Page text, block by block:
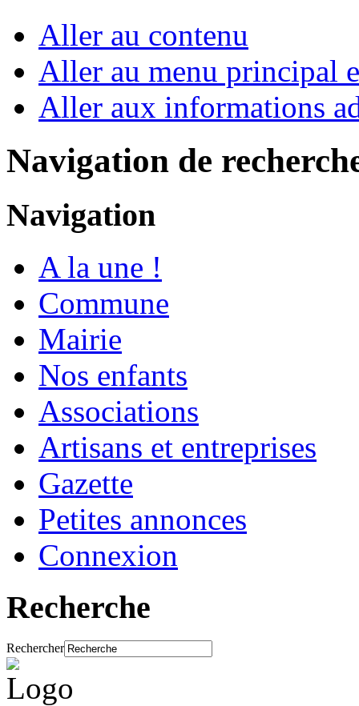
Aller au contenu
Aller au menu principal
Aller aux informations
Navigation de
Navigation
A la une !
Commune
Mairie
Nos enfants
Associations
Artisans et entreprises
Gazette
Petites annonces
Connexion
Recherche
Rechercher